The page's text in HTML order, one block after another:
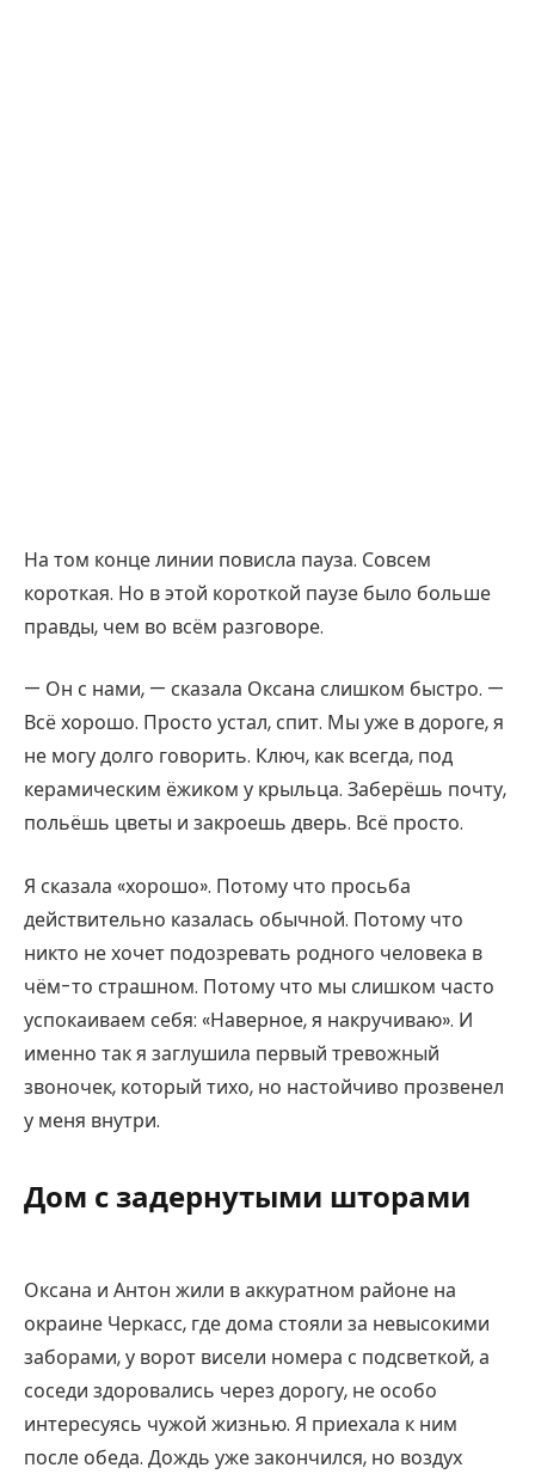
На том конце линии повисла пауза. Совсем
короткая. Но в этой короткой паузе было больше
правды, чем во всём разговоре.
— Он с нами, — сказала Оксана слишком быстро. —
Всё хорошо. Просто устал, спит. Мы уже в дороге, я
не могу долго говорить. Ключ, как всегда, под
керамическим ёжиком у крыльца. Заберёшь почту,
польёшь цветы и закроешь дверь. Всё просто.
Я сказала «хорошо». Потому что просьба
действительно казалась обычной. Потому что
никто не хочет подозревать родного человека в
чём-то страшном. Потому что мы слишком часто
успокаиваем себя: «Наверное, я накручиваю». И
именно так я заглушила первый тревожный
звоночек, который тихо, но настойчиво прозвенел
у меня внутри.
Дом с задернутыми шторами
Оксана и Антон жили в аккуратном районе на
окраине Черкасс, где дома стояли за невысокими
заборами, у ворот висели номера с подсветкой, а
соседи здоровались через дорогу, не особо
интересуясь чужой жизнью. Я приехала к ним
после обеда. Дождь уже закончился, но воздух